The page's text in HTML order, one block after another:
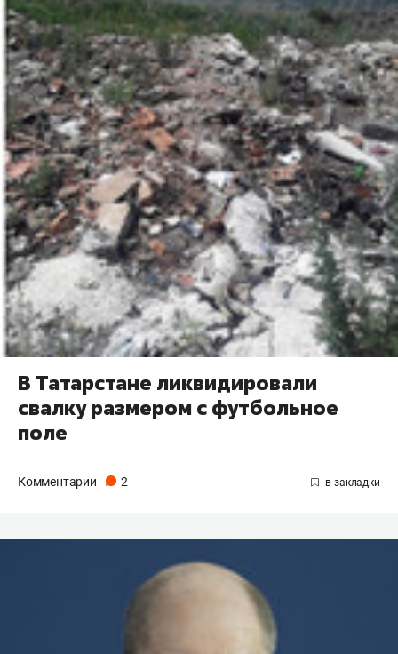
В Татарстане ликвидировали
свалку размером с футбольное
поле
Комментарии 2